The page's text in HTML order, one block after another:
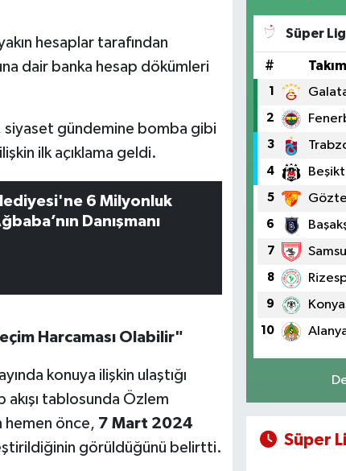
hesaplar tarafından
dair banka hesap dökümleri
siyaset gündemine bomba gibi
ilk açıklama geldi.
6 Milyonluk
Danışmanı
Harcaması Olabilir"
konuya ilişkin ulaştığı
tablosunda Özlem
hemen önce, 7 Mart 2024
görüldüğünü belirtti.
Süper Lig
# Takım
1
2
3
4
5
6
7
8
9
10
Süper